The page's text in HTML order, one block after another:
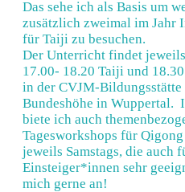
Das sehe ich als Basis um
zusätzlich zweimal im Jahr
für Taiji zu besuchen.
Der Unterricht findet
17.00- 18.20 Taiji und
in der CVJM-Bildungsstätte
Bundeshöhe in Wuppertal.
biete ich auch
Tagesworkshops für
jeweils Samstags, die auch
Einsteiger*innen sehr
mich gerne an!